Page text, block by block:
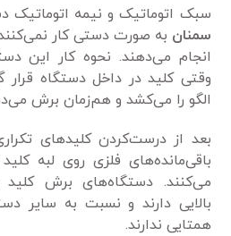
سبک اتوماتیک و نیمه اتوماتیک
سمنان به صورت دستی کار
انجام می‌دهند. نحوه کار این
وقتی کلید در داخل دستگاه
الگو را می‌کشد و هم‌زمان برش
بعد از درست‌کردن کلیدهای
باقی‌مانده‌های فلزی روی لبه
می‌کنند. دستگاه‌های برش
بالایی دارند و نسبت به سایر
همتایی ندارند.